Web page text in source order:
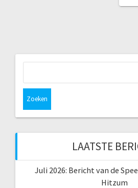
LAATSTE
Juli 2026: Bericht van de
Hitzum